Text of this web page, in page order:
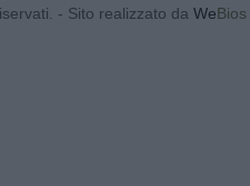
- Sito realizzato da WeBios